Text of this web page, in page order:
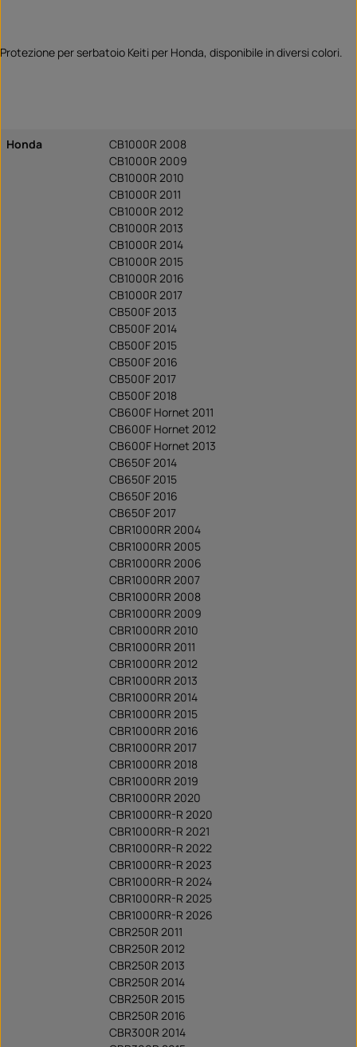
Protezione per serbatoio Keiti per Honda, disponibile in diversi colori.
Honda
CB1000R 2008
CB1000R 2009
CB1000R 2010
CB1000R 2011
CB1000R 2012
CB1000R 2013
CB1000R 2014
CB1000R 2015
CB1000R 2016
CB1000R 2017
CB500F 2013
CB500F 2014
CB500F 2015
CB500F 2016
CB500F 2017
CB500F 2018
CB600F Hornet 2011
CB600F Hornet 2012
CB600F Hornet 2013
CB650F 2014
CB650F 2015
CB650F 2016
CB650F 2017
CBR1000RR 2004
CBR1000RR 2005
CBR1000RR 2006
CBR1000RR 2007
CBR1000RR 2008
CBR1000RR 2009
CBR1000RR 2010
CBR1000RR 2011
CBR1000RR 2012
CBR1000RR 2013
CBR1000RR 2014
CBR1000RR 2015
CBR1000RR 2016
CBR1000RR 2017
CBR1000RR 2018
CBR1000RR 2019
CBR1000RR 2020
CBR1000RR-R 2020
CBR1000RR-R 2021
CBR1000RR-R 2022
CBR1000RR-R 2023
CBR1000RR-R 2024
CBR1000RR-R 2025
CBR1000RR-R 2026
CBR250R 2011
CBR250R 2012
CBR250R 2013
CBR250R 2014
CBR250R 2015
CBR250R 2016
CBR300R 2014